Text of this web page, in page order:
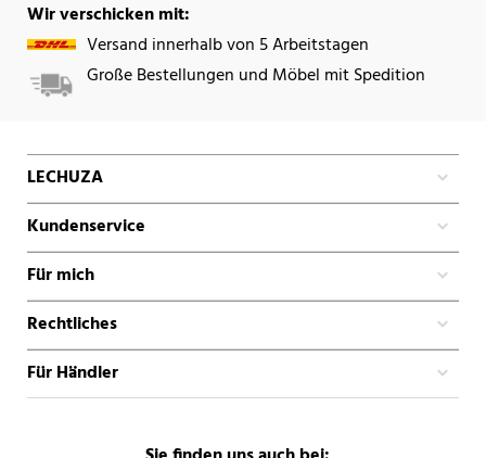
Wir verschicken mit:
Versand innerhalb von 5 Arbeitstagen
Große Bestellungen und Möbel mit Spedition
LECHUZA
Kundenservice
Für mich
Rechtliches
Für Händler